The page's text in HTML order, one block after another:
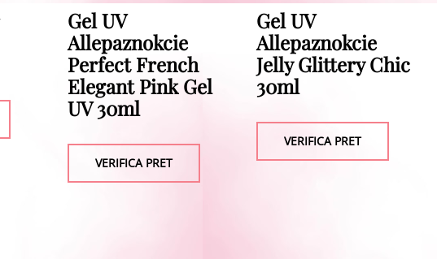
Gel UV
Allepaznokcie
Perfect French
Elegant Pink Gel
UV 30ml
VERIFICA PRET
Gel UV
Allepaznokcie
Jelly Glittery Chic
30ml
VERIFICA PRET